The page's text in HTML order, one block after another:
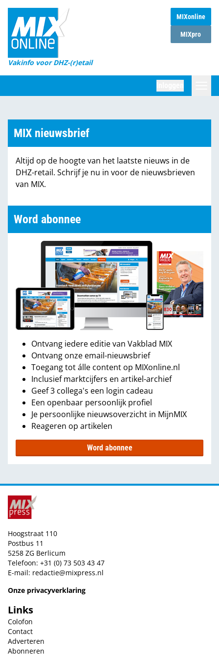
MIXonline
MIXpro
Vakinfo voor DHZ-(r)etail
Home
Magazines
DHZ Sessie
Marktcijfers
Partners
MIX nieuwsbrief
Altijd op de hoogte van het laatste nieuws in de
DHZ-retail. Schrijf je nu in voor de nieuwsbrieven
van MIX.
Word abonnee
Ontvang iedere editie van Vakblad MIX
Ontvang onze email-nieuwsbrief
Toegang tot álle content op MIXonline.nl
Inclusief marktcijfers en artikel-archief
Geef 3 collega's een login cadeau
Een openbaar persoonlijk profiel
Je persoonlijke nieuwsoverzicht in MijnMIX
Reageren op artikelen
Word abonnee
Hoogstraat 110
Postbus 11
5258 ZG Berlicum
Telefoon: +31 (0) 73 503 43 47
E-mail: redactie@mixpress.nl
Onze privacyverklaring
Links
Colofon
Contact
Adverteren
Abonneren